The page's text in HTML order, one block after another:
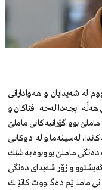
له‌ شه‌یدایان و هه‌وادارانی
له‌حه‌فتاكان و
بوو گۆرانیه‌كانی ماملێ‌
له‌سینه‌ما و له‌ دوكانی
ده‌نگی ماملێ‌ بووبوه‌ به‌شێك
و زۆر شه‌یدای ده‌نگی
ماملێم ده‌گووت كاتێك